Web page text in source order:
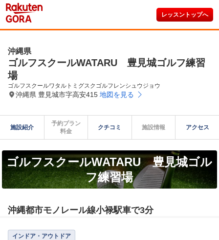
レッスントップへ
沖縄県
ゴルフスクールWATARU 豊見城ゴルフ練習
場
ゴルフスクールワタルトミグスクゴルフレンシュウジョウ
沖縄県 豊見城市字高安415 地図を見る
施設紹介
予約プラン
料金
クチコミ 施設情報 アクセス
ゴルフスクールWATARU 豊見城ゴル
フ練習場
沖縄都市モノレール線小禄駅車で3分
インドア・アウトドア